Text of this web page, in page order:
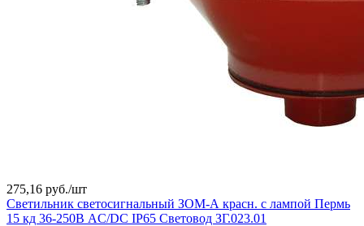
275,16 руб./шт
Светильник светосигнальный ЗОМ-А красн. с лампой Пермь
15 кд 36-250В AC/DC IP65 Световод ЗГ.023.01